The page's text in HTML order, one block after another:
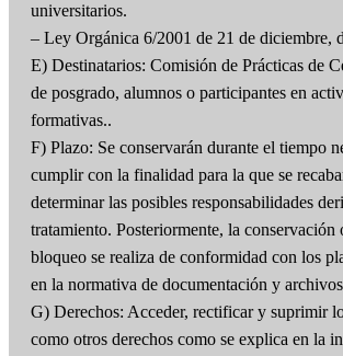
universitarios.
– Ley Orgánica 6/2001 de 21 de diciembre,
E) Destinatarios: Comisión de Prácticas de
de posgrado, alumnos o participantes en
formativas..
F) Plazo: Se conservarán durante el tiempo
cumplir con la finalidad para la que se
determinar las posibles responsabilidades
tratamiento. Posteriormente, la conservación
bloqueo se realiza de conformidad con los
en la normativa de documentación y
G) Derechos: Acceder, rectificar y suprimir
como otros derechos como se explica en la